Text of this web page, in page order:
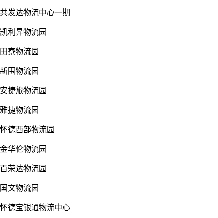
共发达物流中心一期
凯利昇物流园
田寮物流园
新围物流园
安捷旅物流园
雅捷物流园
怀德西部物流园
金华伦物流园
百荣达物流园
国文物流园
怀德宝银通物流中心